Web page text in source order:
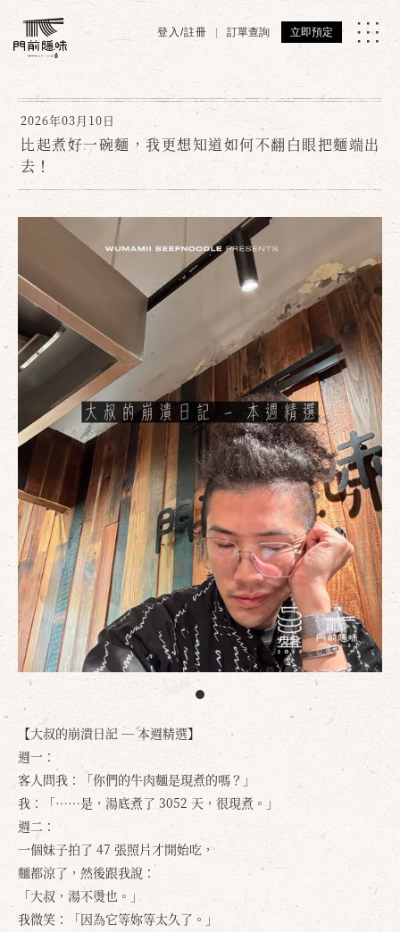
登入/註冊 訂單查詢 立即預定
2026年03月10日
比起煮好一碗麵，我更想知道如何不翻白眼把麵端出
去！
【大叔的崩潰日記 — 本週精選】
週一：
客人問我：「你們的牛肉麵是現煮的嗎？」
我：「⋯⋯是，湯底煮了 3052 天，很現煮。」
週二：
一個妹子拍了 47 張照片才開始吃，
麵都涼了，然後跟我說：
「大叔，湯不燙也。」
我微笑：「因為它等妳等太久了。」